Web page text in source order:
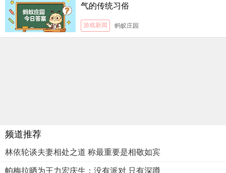
气的传统习俗
游戏新闻 蚂蚁庄园
频道推荐
林依轮谈夫妻相处之道 称最重要是相敬如宾
帕梅拉晒为王力宏庆生：没有派对 只有深蹲